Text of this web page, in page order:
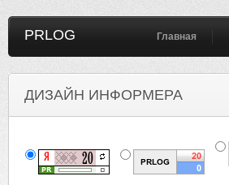
PRLOG Главная
ДИЗАЙН ИНФОРМЕРА